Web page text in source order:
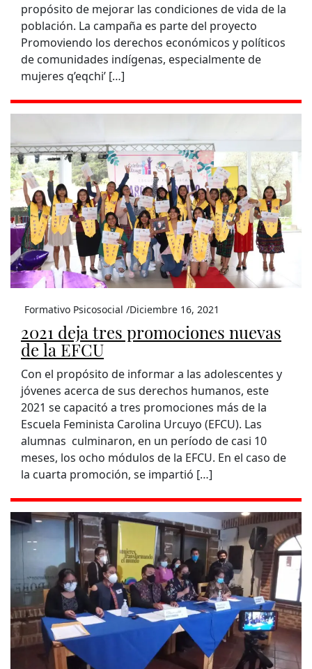
propósito de mejorar las condiciones de vida de la
población. La campaña es parte del proyecto
Promoviendo los derechos económicos y políticos
de comunidades indígenas, especialmente de
mujeres q’eqchi’ […]
Formativo Psicosocial /Diciembre 16, 2021
2021 deja tres promociones nuevas
de la EFCU
Con el propósito de informar a las adolescentes y
jóvenes acerca de sus derechos humanos, este
2021 se capacitó a tres promociones más de la
Escuela Feminista Carolina Urcuyo (EFCU). Las
alumnas culminaron, en un período de casi 10
meses, los ocho módulos de la EFCU. En el caso de
la cuarta promoción, se impartió […]